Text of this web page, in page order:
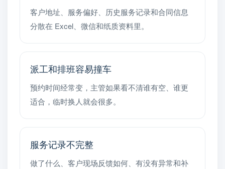
客户地址、服务偏好、历史服务记录和合同信息
分散在 Excel、微信和纸质资料里。
派工和排班容易撞车
预约时间经常变，主管如果看不清谁有空、谁更
适合，临时换人就会很多。
服务记录不完整
做了什么、客户现场反馈如何、有没有异常和补